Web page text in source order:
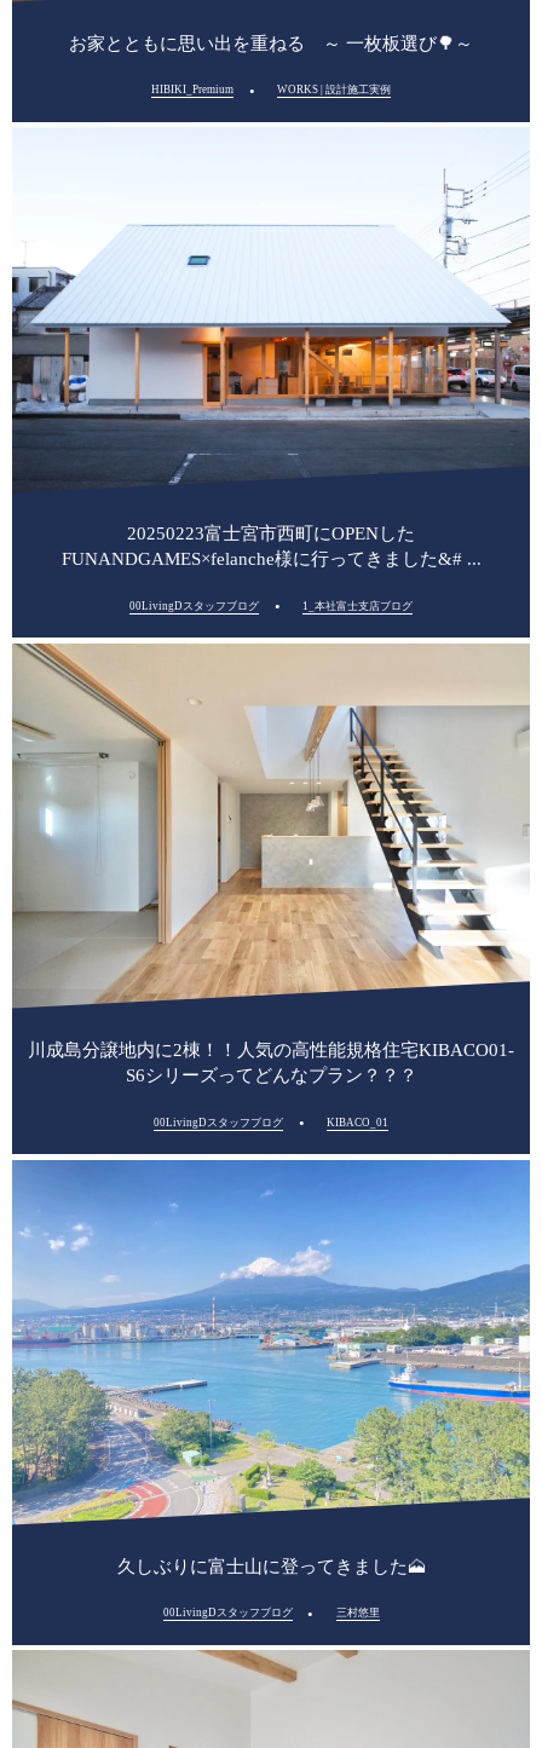
お家とともに思い出を重ねる ～ 一枚板選び🌳～
HIBIKI_Premium WORKS | 設計施工実例
20250223富士宮市西町にOPENした
FUNANDGAMES×felanche様に行ってきました&# ...
00LivingDスタッフブログ 1_本社富士支店ブログ
川成島分譲地内に2棟！！人気の高性能規格住宅KIBACO01-
S6シリーズってどんなプラン？？？
00LivingDスタッフブログ KIBACO_01
久しぶりに富士山に登ってきました🗻
00LivingDスタッフブログ 三村悠里